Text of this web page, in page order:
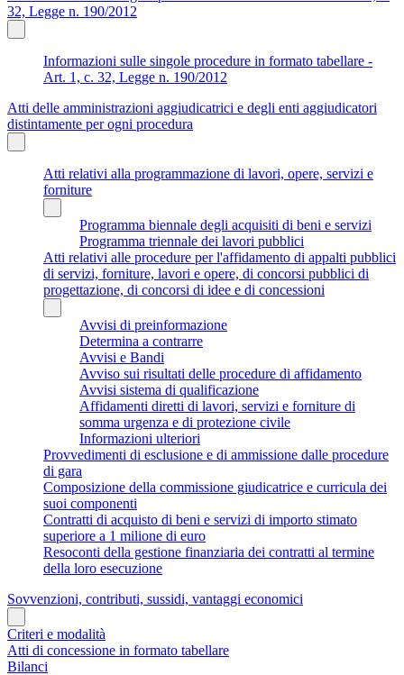
32, Legge n. 190/2012
Informazioni sulle singole procedure in formato tabellare -
Art. 1, c. 32, Legge n. 190/2012
Atti delle amministrazioni aggiudicatrici e degli enti aggiudicatori
distintamente per ogni procedura
Atti relativi alla programmazione di lavori, opere, servizi e
forniture
Programma biennale degli acquisiti di beni e servizi
Programma triennale dei lavori pubblici
Atti relativi alle procedure per l'affidamento di appalti pubblici
di servizi, forniture, lavori e opere, di concorsi pubblici di
progettazione, di concorsi di idee e di concessioni
Avvisi di preinformazione
Determina a contrarre
Avvisi e Bandi
Avviso sui risultati delle procedure di affidamento
Avvisi sistema di qualificazione
Affidamenti diretti di lavori, servizi e forniture di
somma urgenza e di protezione civile
Informazioni ulteriori
Provvedimenti di esclusione e di ammissione dalle procedure
di gara
Composizione della commissione giudicatrice e curricula dei
suoi componenti
Contratti di acquisto di beni e servizi di importo stimato
superiore a 1 milione di euro
Resoconti della gestione finanziaria dei contratti al termine
della loro esecuzione
Sovvenzioni, contributi, sussidi, vantaggi economici
Criteri e modalità
Atti di concessione in formato tabellare
Bilanci